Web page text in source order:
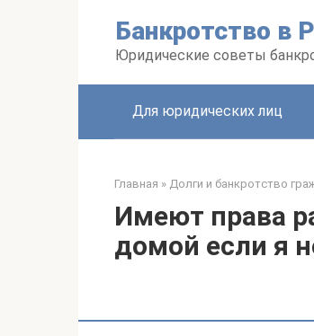
Банкротство в
Юридические советы
Для юридических лиц
Главная » Долги и банкротство
Имеют права
домой если я